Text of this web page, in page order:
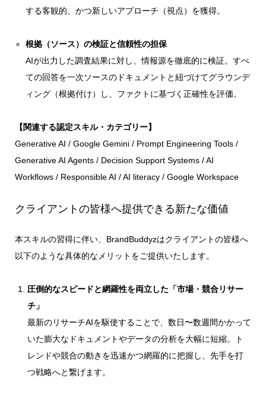
する客観的、かつ新しいアプローチ（視点）を獲得。
根拠（ソース）の検証と信頼性の担保
AIが出力した調査結果に対し、情報源を徹底的に検証。すべ
ての回答を一次ソースのドキュメントと紐づけてグラウンデ
ィング（根拠付け）し、ファクトに基づく正確性を評価。
【関連する認定スキル・カテゴリー】
Generative AI / Google Gemini / Prompt Engineering Tools /
Generative AI Agents / Decision Support Systems / AI
Workflows / Responsible AI / AI literacy / Google Workspace
クライアントの皆様へ提供できる新たな価値
本スキルの習得に伴い、BrandBuddyzはクライアントの皆様へ
以下のような具体的なメリットをご提供いたします。
圧倒的なスピードと網羅性を両立した「市場・競合リサー
チ」
最新のリサーチAIを駆使することで、数日〜数週間かかって
いた膨大なドキュメントやデータの分析を大幅に短縮。ト
レンドや競合の動きを迅速かつ網羅的に把握し、先手を打
つ戦略へと繋げます。